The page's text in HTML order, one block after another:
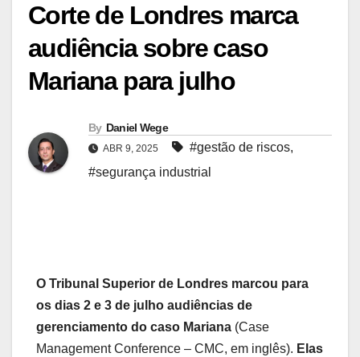
Corte de Londres marca
audiência sobre caso
Mariana para julho
By Daniel Wege
ABR 9, 2025 #gestão de riscos,
#segurança industrial
O Tribunal Superior de Londres marcou para
os dias 2 e 3 de julho audiências de
gerenciamento do caso Mariana (Case
Management Conference – CMC, em inglês). Elas